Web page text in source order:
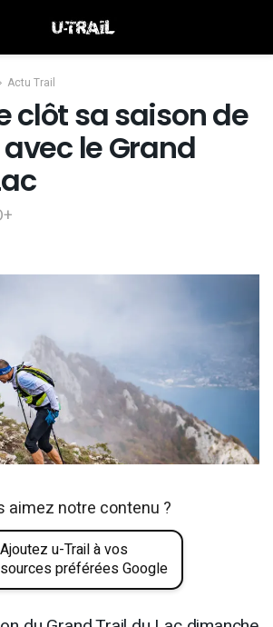
Actu Trail
clôt sa saison de
avec le Grand
aimez notre contenu ?
Ajoutez u-Trail à vos
sources préférées Google